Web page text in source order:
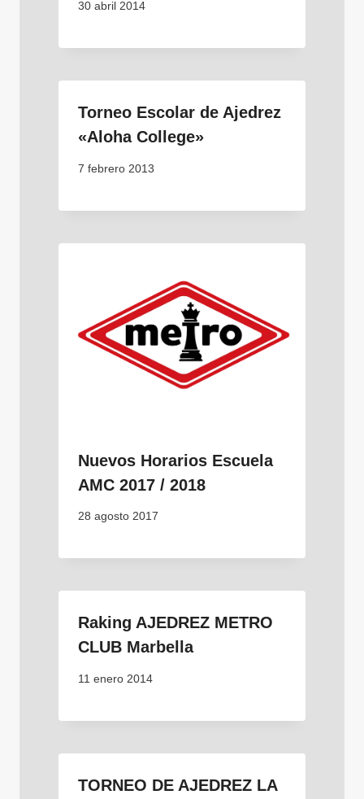
30 abril 2014
Torneo Escolar de Ajedrez
«Aloha College»
7 febrero 2013
Nuevos Horarios Escuela
AMC 2017 / 2018
28 agosto 2017
Raking AJEDREZ METRO
CLUB Marbella
11 enero 2014
TORNEO DE AJEDREZ LA